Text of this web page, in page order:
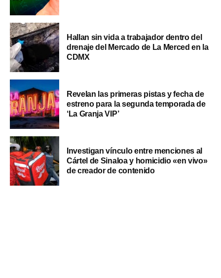
Hallan sin vida a trabajador dentro del
drenaje del Mercado de La Merced en la
CDMX
Revelan las primeras pistas y fecha de
estreno para la segunda temporada de
‘La Granja VIP’
Investigan vínculo entre menciones al
Cártel de Sinaloa y homicidio «en vivo»
de creador de contenido